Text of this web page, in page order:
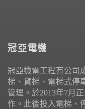
冠亞電機
冠亞機電工程有公司
梯、貨梯、電梯式停
管理。於2013年7月
作。此後投入電梯、